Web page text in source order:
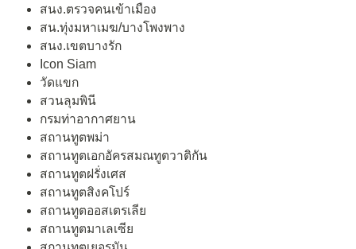
สนง.ตรวจคนเข้าเมือง
สน.ทุ่งมหาเมฆ/บางโพงพาง
สนง.เขตบางรัก
Icon Siam
วัดแขก
สวนลุมพินี
กรมท่าอากาศยาน
สถานทูตพม่า
สถานทูตเอกอัครสมณทูตวาติกัน
สถานทูตฝรั่งเศส
สถานทูตสิงคโปร์
สถานทูตออสเตรเลีย
สถานทูตมาเลเซีย